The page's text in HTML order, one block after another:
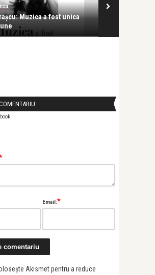
Muzica a fost unica
Email:*
Akismet pentru a reduce